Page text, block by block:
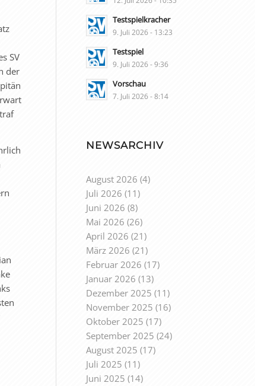
SV
der
Testspielkracher
9. Juli 2026 - 13:23
Testspiel
9. Juli 2026 - 9:36
Vorschau
7. Juli 2026 - 8:14
NEWSARCHIV
August 2026 (4)
Juli 2026 (11)
Juni 2026 (8)
Mai 2026 (26)
April 2026 (21)
März 2026 (21)
Februar 2026 (17)
Januar 2026 (13)
Dezember 2025 (11)
November 2025 (16)
Oktober 2025 (17)
September 2025 (24)
August 2025 (17)
Juli 2025 (11)
Juni 2025 (14)